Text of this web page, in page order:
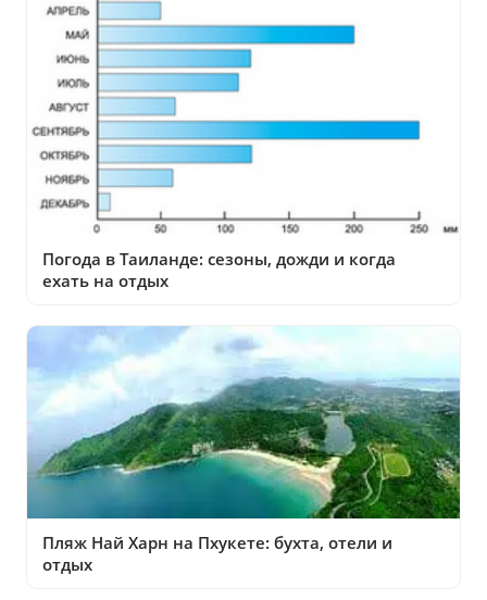
Погода в Таиланде: сезоны, дожди и когда
ехать на отдых
Пляж Най Харн на Пхукете: бухта, отели и
отдых